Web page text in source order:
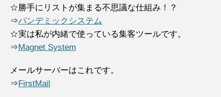
☆勝手にリストが集まる不思議な仕組み！？
⇒パンデミックシステム
☆実は私が内緒で使っている集客ツールです。
⇒Magnet System
メールサーバーはこれです。
⇒FirstMail